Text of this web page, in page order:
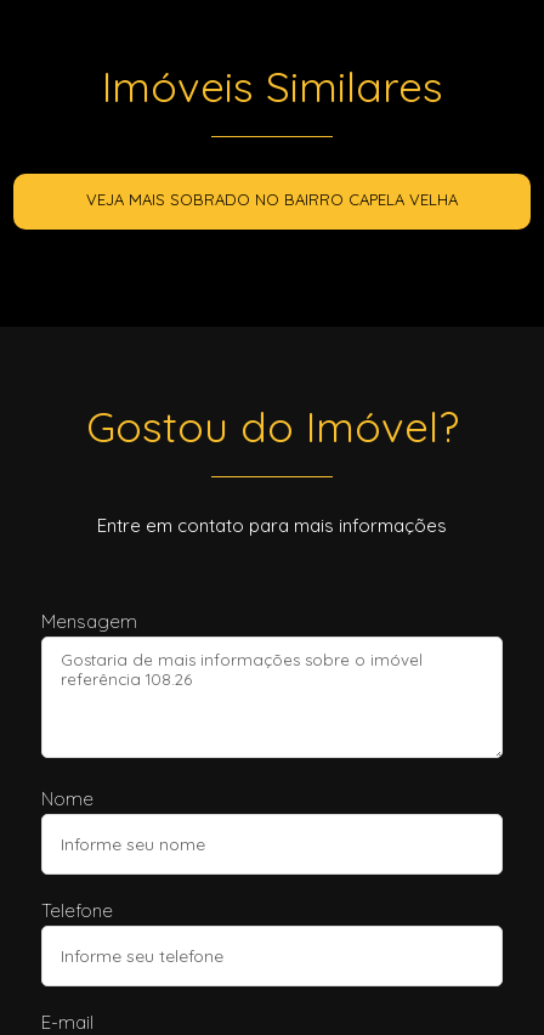
Imóveis Similares
VEJA MAIS SOBRADO NO BAIRRO CAPELA VELHA
Gostou do Imóvel?
Entre em contato para mais informações
Mensagem
Nome
Telefone
E-mail